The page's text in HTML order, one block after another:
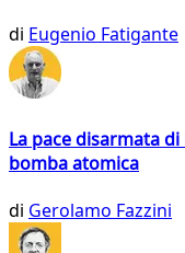
di Eugenio Fatigante
La pace disarmata
bomba atomica
di Gerolamo Fazzini